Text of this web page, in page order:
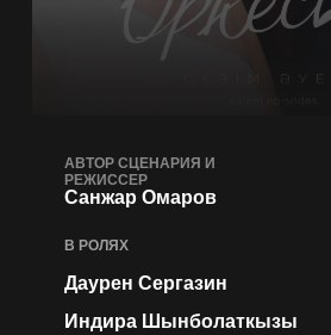
АВТОР СЦЕНАРИЯ И
РЕЖИССЕР
Санжар Омаров
В РОЛЯХ
Даурен Сергазин
Индира Шынболаткызы